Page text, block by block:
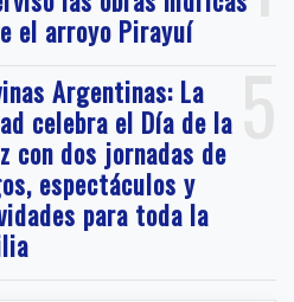
el arroyo Pirayuí
5
Argentinas: La
celebra el Día de la
con dos jornadas de
espectáculos y
para toda la